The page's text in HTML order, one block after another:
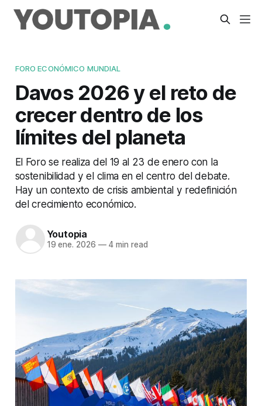
FORO ECONÓMICO MUNDIAL
Davos 2026 y el reto de
crecer dentro de los
límites del planeta
El Foro se realiza del 19 al 23 de enero con la
sostenibilidad y el clima en el centro del debate.
Hay un contexto de crisis ambiental y redefinición
del crecimiento económico.
Youtopia
19 ene. 2026 —4 min read